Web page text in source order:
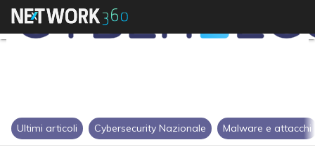
Ultimi articoli Cybersecurity Nazionale Malware e attacchi